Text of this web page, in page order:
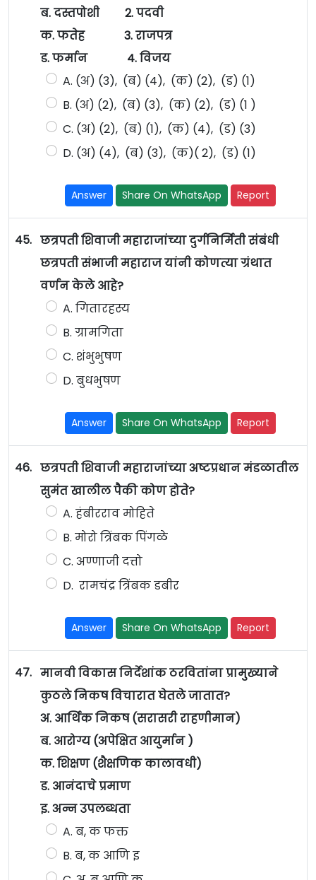
ब. दस्तपोशी 2. पदवी
क. फतेह 3. राजपत्र
ड. फर्मान 4. विजय
A. (अ) (3), (ब) (4), (क) (2), (ड) (1)
B. (अ) (2), (ब) (3), (क) (2), (ड) (1 )
C. (अ) (2), (ब) (1), (क) (4), (ड) (3)
D. (अ) (4), (ब) (3), (क)( 2), (ड) (1)
Answer Share On WhatsApp Report
45. छत्रपती शिवाजी महाराजांच्या दुर्गनिर्मिती संबंधी
छत्रपती संभाजी महाराज यांनी कोणत्या ग्रंथात
वर्णन केले आहे?
A. गितारहस्य
B. ग्रामगिता
C. शंभुभुषण
D. बुधभुषण
Answer Share On WhatsApp Report
46. छत्रपती शिवाजी महाराजांच्या अष्टप्रधान मंडळातील
सुमंत खालील पैकी कोण होते?
A. हंबीरराव मोहिते
B. मोरो त्रिंबक पिंगळे
C. अण्णाजी दत्तो
D. रामचंद्र त्रिंबक डबीर
Answer Share On WhatsApp Report
47. मानवी विकास निर्देशांक ठरवितांना प्रामुख्याने
कुठले निकष विचारात घेतले जातात?
अ. आर्थिक निकष (सरासरी राहणीमान)
ब. आरोग्य (अपेक्षित आयुर्मान )
क. शिक्षण (शैक्षणिक कालावधी)
ड. आनंदाचे प्रमाण
इ. अन्न उपलब्धता
A. ब, क फक्त
B. ब, क आणि इ